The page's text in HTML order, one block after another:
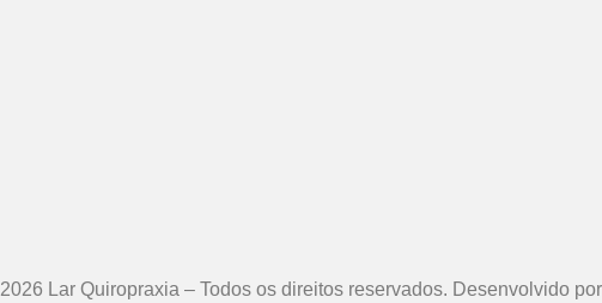
2026 Lar Quiropraxia – Todos os direitos reservados. Desenvolvido